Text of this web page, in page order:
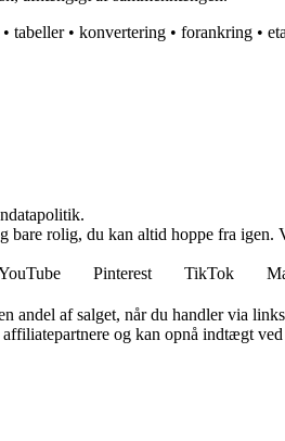
• tabeller• konvertering • forankring •
rolig, du kan altid hoppe fra igen.
Pinterest TikTok
andel af salget, når du handler via
og kan opnå indtægt